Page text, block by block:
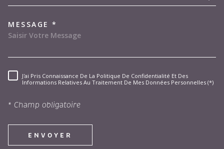
MESSAGE *
RÈGLEMENTATION
J'ai Pris Connaissance De La Politique De Confidentialité Et Des
Informations Relatives Au Traitement De Mes Données Personnelles (*)
* Champ obligatoire
ENVOYER